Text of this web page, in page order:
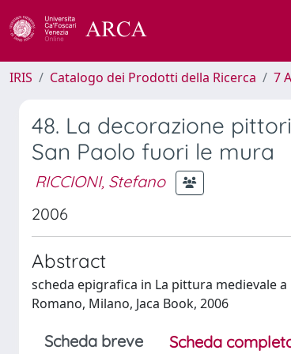
IRIS Catalogo dei Prodotti della Ricerca 7
48. La decorazione
San Paolo fuori le mura
RICCIONI, Stefano
2006
Abstract
scheda epigrafica in La pittura medievale a
Romano, Milano, Jaca Book, 2006
Scheda breve Scheda